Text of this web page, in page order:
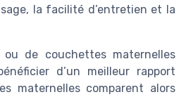
la facilité d’entretien et la
de couchettes maternelles
d’un meilleur rapport
maternelles comparent alors